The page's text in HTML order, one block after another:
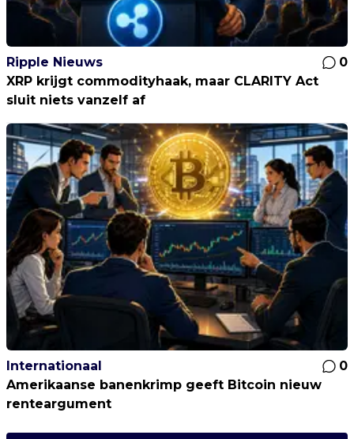
Ripple Nieuws
0
XRP krijgt commodityhaak, maar CLARITY Act
sluit niets vanzelf af
Internationaal
0
Amerikaanse banenkrimp geeft Bitcoin nieuw
renteargument